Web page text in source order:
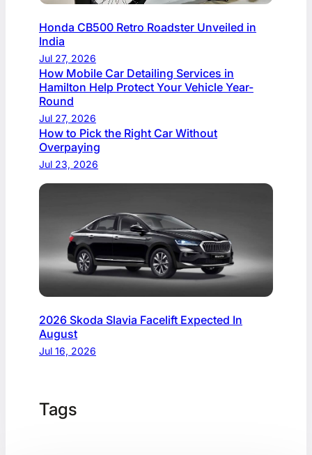
Honda CB500 Retro Roadster Unveiled in
India
Jul 27, 2026
How Mobile Car Detailing Services in
Hamilton Help Protect Your Vehicle Year-
Round
Jul 27, 2026
How to Pick the Right Car Without
Overpaying
Jul 23, 2026
2026 Skoda Slavia Facelift Expected In
August
Jul 16, 2026
Tags